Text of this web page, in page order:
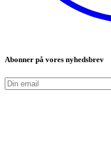
Abonner på vores nyhedsbrev